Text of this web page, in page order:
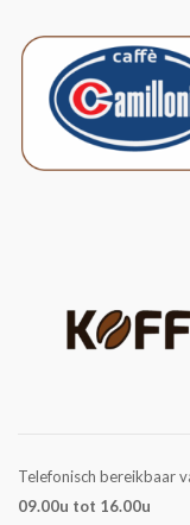
Telefonisch bereikbaar
09.00u tot 16.00u